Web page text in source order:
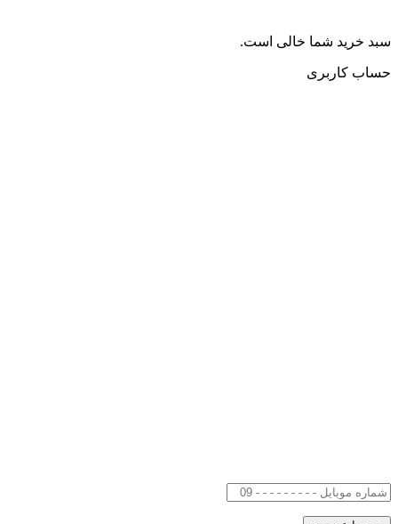
سبد خرید شما خالی است.
حساب کاربری